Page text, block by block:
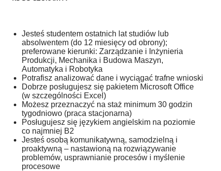
Jesteś studentem ostatnich lat studiów lub
absolwentem (do 12 miesięcy od obrony);
preferowane kierunki: Zarządzanie i Inżynieria
Produkcji, Mechanika i Budowa Maszyn,
Automatyka i Robotyka
Potrafisz analizować dane i wyciągać trafne wnioski
Dobrze posługujesz się pakietem Microsoft Office
(w szczególności Excel)
Możesz przeznaczyć na staż minimum 30 godzin
tygodniowo (praca stacjonarna)
Posługujesz się językiem angielskim na poziomie
co najmniej B2
Jesteś osobą komunikatywną, samodzielną i
proaktywną – nastawioną na rozwiązywanie
problemów, usprawnianie procesów i myślenie
procesowe